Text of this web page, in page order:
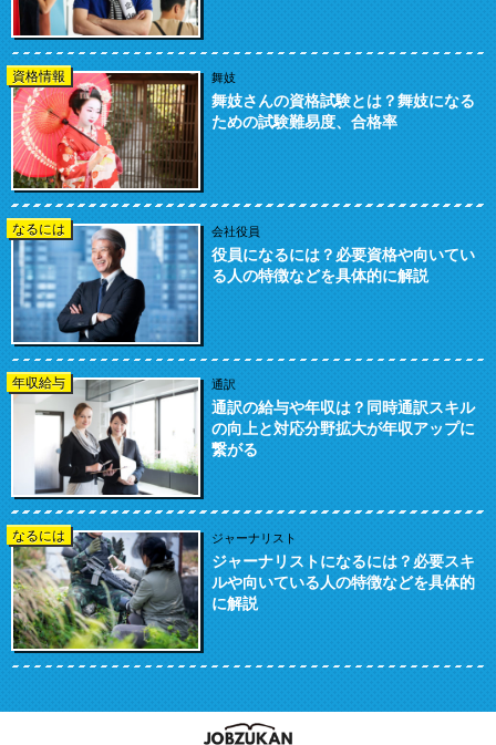
資格情報 舞妓
舞妓さんの資格試験とは？舞妓になる
ための試験難易度、合格率
なるには 会社役員
役員になるには？必要資格や向いてい
る人の特徴などを具体的に解説
年収給与 通訳
通訳の給与や年収は？同時通訳スキル
の向上と対応分野拡大が年収アップに
繋がる
なるには ジャーナリスト
ジャーナリストになるには？必要スキ
ルや向いている人の特徴などを具体的
に解説